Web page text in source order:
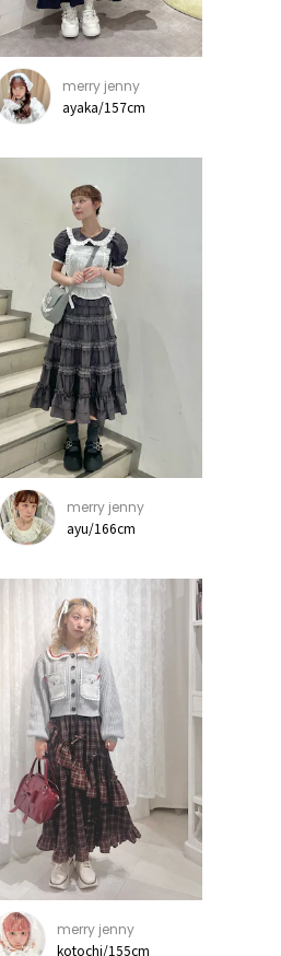
merry jenny
ayaka/157cm
merry jenny
ayu/166cm
merry jenny
kotochi/155cm